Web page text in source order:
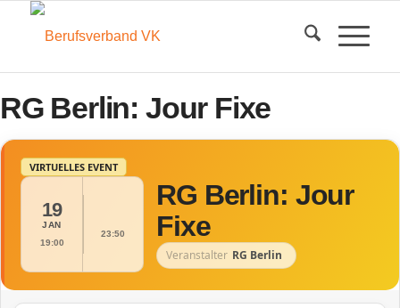
RG Berlin: Jour Fixe
VIRTUELLES EVENT
19
JAN
19:00
23:50
RG Berlin: Jour
Fixe
Veranstalter RG Berlin